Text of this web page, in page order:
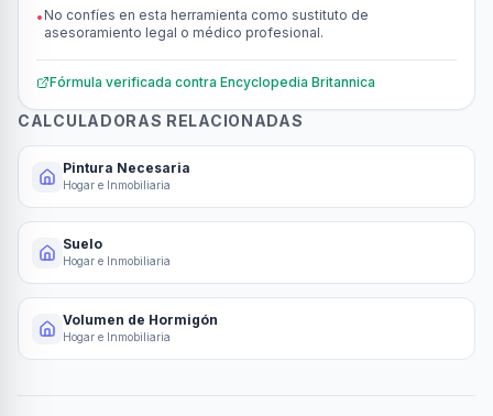
• No confíes en esta herramienta como sustituto de
asesoramiento legal o médico profesional.
Fórmula verificada contra Encyclopedia Britannica
CALCULADORAS RELACIONADAS
Pintura Necesaria
Hogar e Inmobiliaria
Suelo
Hogar e Inmobiliaria
Volumen de Hormigón
Hogar e Inmobiliaria